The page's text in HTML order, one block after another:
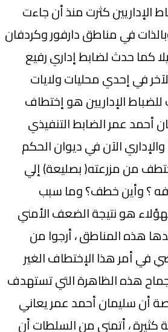
الإداريين كثرت منذ أن جاءت
في مناطق دارفور وكردفان
كما حدث لضابط إداري رفيع
في إحدي محليات ولايات
للضباط الإداريين هو إختطاف
أحمد عمر الضابط التنفيذي
والإداري الآن في ديوان الحكم
من مزرعته( بصليعة) إلي
؟ وأين خطف؟ وما سبب
هو نتيجة الضعف الأمني
هذه المناطق ، أرجوا من
في أمر هذا الإختطاف الغير
جماح هذه الظاهرة التي تستهدف
أن سليمان أحمد عمر يعاني
، أتمني من السلطات أن